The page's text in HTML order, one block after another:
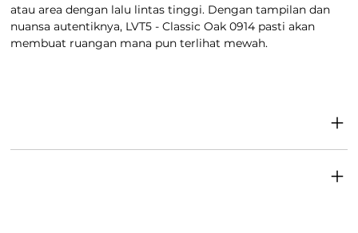
atau area dengan lalu lintas tinggi. Dengan tampilan dan
nuansa autentiknya, LVT5 - Classic Oak 0914 pasti akan
membuat ruangan mana pun terlihat mewah.